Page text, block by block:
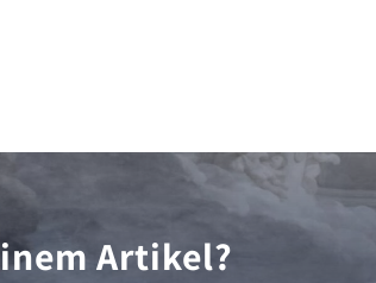
Artikel?